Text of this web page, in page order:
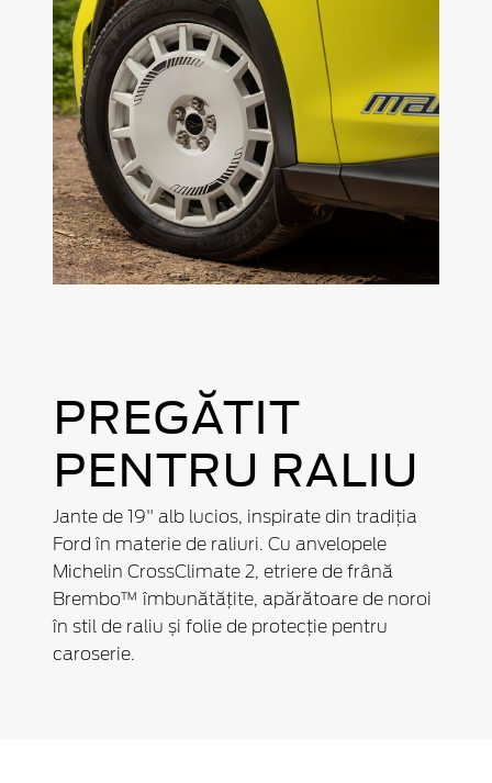
PREGĂTIT
PENTRU RALIU
Jante de 19" alb lucios, inspirate din tradiția
Ford în materie de raliuri. Cu anvelopele
Michelin CrossClimate 2, etriere de frână
Brembo™ îmbunătățite, apărătoare de noroi
în stil de raliu și folie de protecție pentru
caroserie.